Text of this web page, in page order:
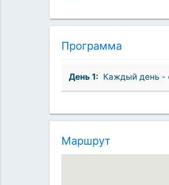
Программа
День 1: Каждый день -
Маршрут